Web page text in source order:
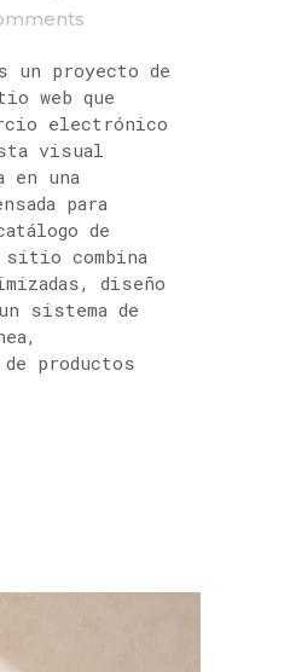
un proyecto de
web que
electrónico
visual
en una
para
de
combina
diseño
sistema de
productos